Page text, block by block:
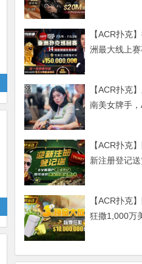
【ACR扑克
洲最大线上
APT亚洲扑
【ACR扑克
南美女牌手
国玩家，却
【ACR扑克
新注册登记
【ACR扑克
狂撒1,000万